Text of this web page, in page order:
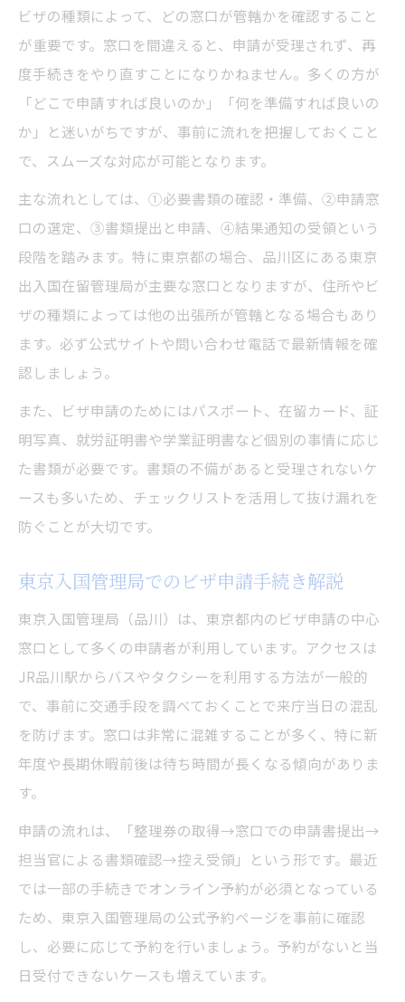
窓口選びで失敗しないビザ申請の秘訣
ビザ申請が自分でできるか徹底チェック
ビザ申請を自分で行う際の判断基準とは
自分でできるビザ申請の条件と注意点を整
理
東京都内でのビザ申請代行と自力申請の違
い
ビザ申請が自分で可能か事前に確認する方
法
専門家に頼るべきビザ申請ケースとは何か
東京都でのビザ申請書類の事前チェック法
必要書類を効率よく用意するビザ申請術
ビザ申請書類の有効期限や翻訳対応に注意
東京でのビザ申請予約方法と注意すべき点
ビザ申請に便利な東京入国管理局へのアク
セス
東京都内ビザ申請窓口の受付時間と混雑状
況
ビザ申請のためのオンライン予約活用法を
紹介
一覧
失敗しない東京都のビザ申請ポイント総まとめ
東京都でビザ申請を成功させるための総括
ビザ申請の手順を押さえてミスを防ぐ対策
集
ビザの種類によって、どの窓口が管轄かを確認すること
が重要です。窓口を間違えると、申請が受理されず、再
度手続きをやり直すことになりかねません。多くの方が
「どこで申請すれば良いのか」「何を準備すれば良いの
か」と迷いがちですが、事前に流れを把握しておくこと
で、スムーズな対応が可能となります。
主な流れとしては、①必要書類の確認・準備、②申請窓
口の選定、③書類提出と申請、④結果通知の受領という
段階を踏みます。特に東京都の場合、品川区にある東京
出入国在留管理局が主要な窓口となりますが、住所やビ
ザの種類によっては他の出張所が管轄となる場合もあり
ます。必ず公式サイトや問い合わせ電話で最新情報を確
認しましょう。
また、ビザ申請のためにはパスポート、在留カード、証
明写真、就労証明書や学業証明書など個別の事情に応じ
た書類が必要です。書類の不備があると受理されないケ
ースも多いため、チェックリストを活用して抜け漏れを
防ぐことが大切です。
東京入国管理局でのビザ申請手続き解説
東京入国管理局（品川）は、東京都内のビザ申請の中心
窓口として多くの申請者が利用しています。アクセスは
JR品川駅からバスやタクシーを利用する方法が一般的
で、事前に交通手段を調べておくことで来庁当日の混乱
を防げます。窓口は非常に混雑することが多く、特に新
年度や長期休暇前後は待ち時間が長くなる傾向がありま
す。
申請の流れは、「整理券の取得→窓口での申請書提出→
担当官による書類確認→控え受領」という形です。最近
では一部の手続きでオンライン予約が必須となっている
ため、東京入国管理局の公式予約ページを事前に確認
し、必要に応じて予約を行いましょう。予約がないと当
日受付できないケースも増えています。